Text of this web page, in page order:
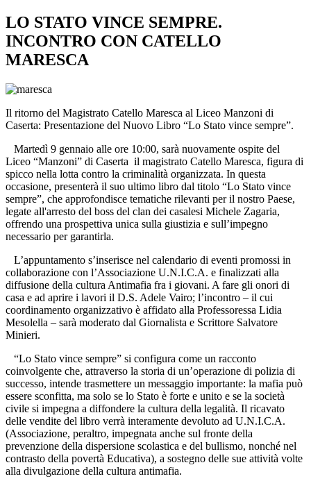
LO STATO VINCE SEMPRE.
INCONTRO CON CATELLO
MARESCA
Il ritorno del Magistrato Catello Maresca al Liceo Manzoni di
Caserta: Presentazione del Nuovo Libro “Lo Stato vince sempre”.
Martedì 9 gennaio alle ore 10:00, sarà nuovamente ospite del
Liceo “Manzoni” di Caserta il magistrato Catello Maresca, figura di
spicco nella lotta contro la criminalità organizzata. In questa
occasione, presenterà il suo ultimo libro dal titolo “Lo Stato vince
sempre”, che approfondisce tematiche rilevanti per il nostro Paese,
legate all'arresto del boss del clan dei casalesi Michele Zagaria,
offrendo una prospettiva unica sulla giustizia e sull’impegno
necessario per garantirla.
L’appuntamento s’inserisce nel calendario di eventi promossi in
collaborazione con l’Associazione U.N.I.C.A. e finalizzati alla
diffusione della cultura Antimafia fra i giovani. A fare gli onori di
casa e ad aprire i lavori il D.S. Adele Vairo; l’incontro – il cui
coordinamento organizzativo è affidato alla Professoressa Lidia
Mesolella – sarà moderato dal Giornalista e Scrittore Salvatore
Minieri.
“Lo Stato vince sempre” si configura come un racconto
coinvolgente che, attraverso la storia di un’operazione di polizia di
successo, intende trasmettere un messaggio importante: la mafia può
essere sconfitta, ma solo se lo Stato è forte e unito e se la società
civile si impegna a diffondere la cultura della legalità. Il ricavato
delle vendite del libro verrà interamente devoluto ad U.N.I.C.A.
(Associazione, peraltro, impegnata anche sul fronte della
prevenzione della dispersione scolastica e del bullismo, nonché nel
contrasto della povertà Educativa), a sostegno delle sue attività volte
alla divulgazione della cultura antimafia.